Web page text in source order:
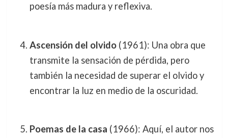
poesía más madura y reflexiva.
Ascensión del olvido(1961): Una obra que
transmite la sensación de pérdida, pero
también la necesidad de superar el olvido y
encontrar la luz en medio de la oscuridad.
Poemas de la casa (1966): Aquí, el autor nos